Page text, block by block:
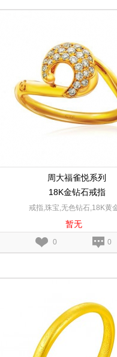
周大福雀悦系列
18K金钻石戒指
戒指,珠宝,无色钻石,18K黄
暂无
0 0